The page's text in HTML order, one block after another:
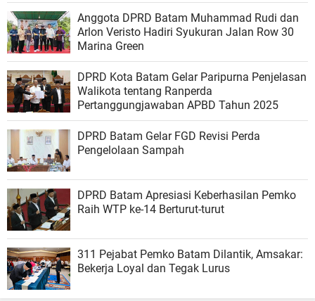
Anggota DPRD Batam Muhammad Rudi dan
Arlon Veristo Hadiri Syukuran Jalan Row 30
Marina Green
DPRD Kota Batam Gelar Paripurna Penjelasan
Walikota tentang Ranperda
Pertanggungjawaban APBD Tahun 2025
DPRD Batam Gelar FGD Revisi Perda
Pengelolaan Sampah
DPRD Batam Apresiasi Keberhasilan Pemko
Raih WTP ke-14 Berturut-turut
311 Pejabat Pemko Batam Dilantik, Amsakar:
Bekerja Loyal dan Tegak Lurus